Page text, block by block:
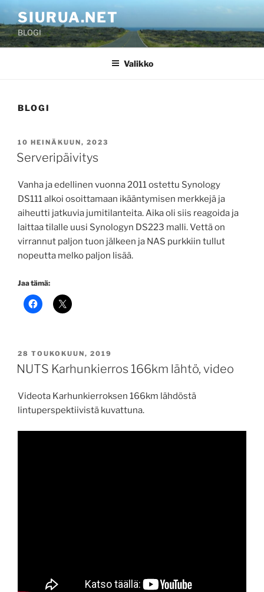
sisältöönSIURUA.NET
BLOGI
Valikko
BLOGI
JULKAISTU
10 HEINÄKUUN, 2023
Serveripäivitys
Vanha ja edellinen vuonna 2011 ostettu Synology
DS111 alkoi osoittamaan ikääntymisen merkkejä ja
aiheutti jatkuvia jumitilanteita. Aika oli siis reagoida ja
laittaa tilalle uusi Synologyn DS223 malli. Vettä on
virrannut paljon tuon jälkeen ja NAS purkkiin tullut
nopeutta melko paljon lisää.
Jaa tämä:
JULKAISTU
28 TOUKOKUUN, 2019
NUTS Karhunkierros 166km lähtö, video
Videota Karhunkierroksen 166km lähdöstä
lintuperspektiivistä kuvattuna.